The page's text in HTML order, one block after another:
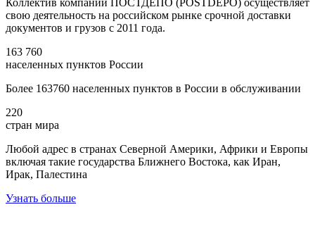
Коллектив компании ПОСТДЕПО (POSTDEPO) осуществляет
свою деятельность на российском рынке срочной доставки
документов и грузов с 2011 года.
163 760
населенных пунктов России
Более 163760 населенных пунктов в России в обслуживании
220
стран мира
Любой адрес в странах Северной Америки, Африки и Европы
включая такие государства Ближнего Востока, как Иран,
Ирак, Палестина
Узнать больше